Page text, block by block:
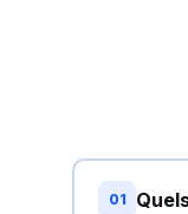
01